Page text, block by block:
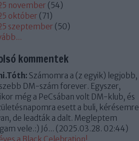
november (54)
október (71)
szeptember (50)
...
kommentek
Számomra a (z egyik) legjobb,
DM-szám forever. Egyszer,
még a PeCsában volt DM-klub, és
esett a buli, kérésemre
de leadták a dalt. Megleptem
vele.:) Jó... (2025.03.28. 02:44)